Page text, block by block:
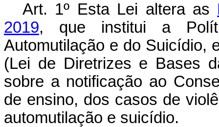
Art. 1º Esta Lei altera as
2019, que institui a
Automutilação e do Suicídio,
(Lei de Diretrizes e Bases
sobre a notificação ao
de ensino, dos casos de
automutilação e suicídio.